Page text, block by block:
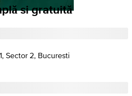
si gratuită
Sector 2, Bucuresti